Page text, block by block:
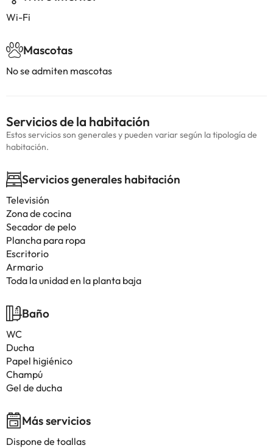
Wi-Fi
Mascotas
No se admiten mascotas
Servicios de la habitación
Estos servicios son generales y pueden variar según la tipología de
habitación.
Servicios generales habitación
Televisión
Zona de cocina
Secador de pelo
Plancha para ropa
Escritorio
Armario
Toda la unidad en la planta baja
Baño
WC
Ducha
Papel higiénico
Champú
Gel de ducha
Más servicios
Dispone de toallas